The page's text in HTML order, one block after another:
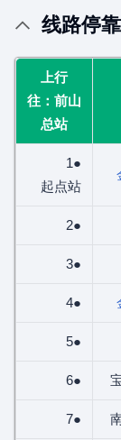
线路停
上行
往：前山
总站
1●
起点站
2●
3●
4●
5●
6●
7●